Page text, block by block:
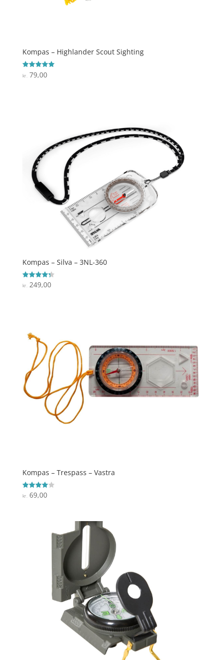
Kompas – Highlander Scout Sighting
Vurderet
5
kr. 79,00
Kompas – Silva – 3NL-360
Vurderet
4.3
kr.249,00
Kompas – Trespass – Vastra
Vurderet
4
kr.69,00